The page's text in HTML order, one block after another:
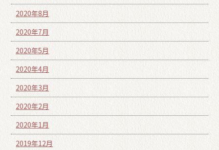
2020年8月
2020年7月
2020年5月
2020年4月
2020年3月
2020年2月
2020年1月
2019年12月